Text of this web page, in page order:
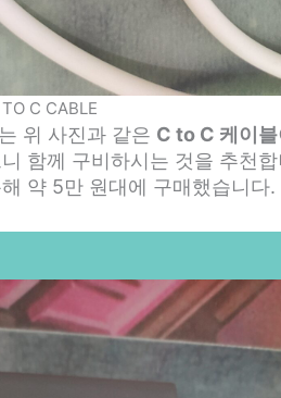
C CABLE
위 사진과 같은 C to C 케이블
함께 구비하시는 것을 추천
약 5만 원대에 구매했습니다.